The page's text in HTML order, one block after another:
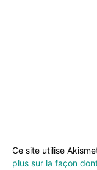
Ce site utilise
plus sur la façon